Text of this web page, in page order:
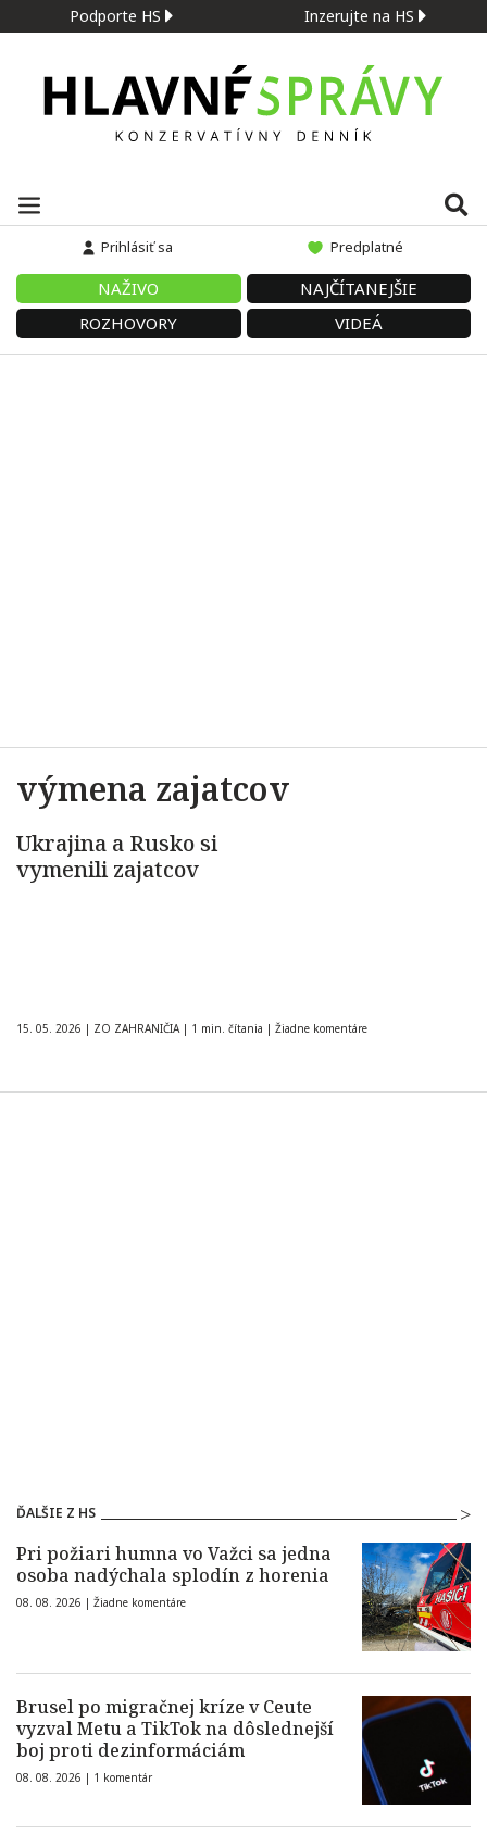
Podporte HS Inzerujte na HS
Prihlásiť sa Predplatné
NAŽIVO
NAJČÍTANEJŠIE
ROZHOVORY
VIDEÁ
výmena zajatcov
Ukrajina a Rusko si
vymenili zajatcov
15. 05. 2026 | ZO ZAHRANIČIA | 1 min. čítania | Žiadne komentáre
ĎALŠIE Z HS
Pri požiari humna vo Važci sa jedna
osoba nadýchala splodín z horenia
08. 08. 2026 | Žiadne komentáre
Brusel po migračnej kríze v Ceute
vyzval Metu a TikTok na dôslednejší
boj proti dezinformáciám
08. 08. 2026 | 1 komentár